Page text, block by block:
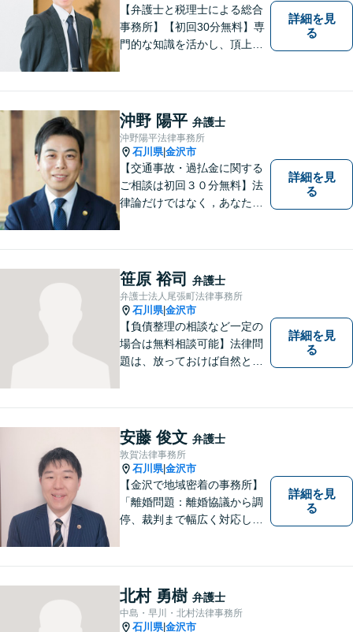
【弁護士と税理士による総合
事務所】【初回30分無料】専
門的な知識を活かし、頂上＝
トします。 事務所ホームペー
ジあります。
詳細を見
る
沖野 陽平 弁護士
沖野陽平法律事務所
石川県|金沢市
【交通事故・過払金に関する
ご相談は初回３０分無料】法
律論だけではなく，あなたの
詳細を見
る
笹原 裕司 弁護士
弁護士法人尾張町法律事務所
石川県|金沢市
【負債整理の相談など一定の
場合は無料相談可能】法律問
題は、放っておけば自然と解
行うことが、解決への近道と
なります。 お気軽にご相談く
ださい。
詳細を見
る
安藤 俊文 弁護士
敦賀法律事務所
石川県|金沢市
【金沢で地域密着の事務所】
「離婚問題：離婚協議から調
停、裁判まで幅広く対応し、
「交通事故：24時間受付可／
弁護士が介入することで賠償
金の大幅な増額が実現できる
ケースあり」【休日・夜間相
詳細を見
る
北村 勇樹 弁護士
中島・早川・北村法律事務所
石川県|金沢市